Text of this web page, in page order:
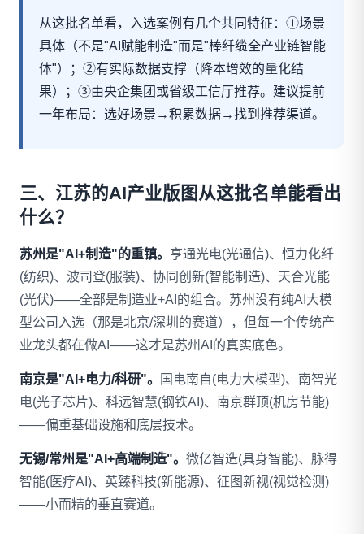
从这批名单看，入选案例有几个共同特征：①场景
具体（不是"AI赋能制造"而是"棒纤缆全产业链智能
体"）；②有实际数据支撑（降本增效的量化结
果）；③由央企集团或省级工信厅推荐。建议提前
一年布局：选好场景→积累数据→找到推荐渠道。
三、江苏的AI产业版图从这批名单能看出
什么？
苏州是"AI+制造"的重镇。 亨通光电(光通信)、恒力化纤
(纺织)、波司登(服装)、协同创新(智能制造)、天合光能
(光伏)——全部是制造业+AI的组合。苏州没有纯AI大模
型公司入选（那是北京/深圳的赛道），但每一个传统产
业龙头都在做AI——这才是苏州AI的真实底色。
南京是"AI+电力/科研"。
国电南自(电力大模型)、南智光
电(光子芯片)、科远智慧(钢铁AI)、南京群顶(机房节能)
——偏重基础设施和底层技术。
无锡/常州是"AI+高端制造"。 微亿智造(具身智能)、脉得
智能(医疗AI)、英臻科技(新能源)、征图新视(视觉检测)
——小而精的垂直赛道。